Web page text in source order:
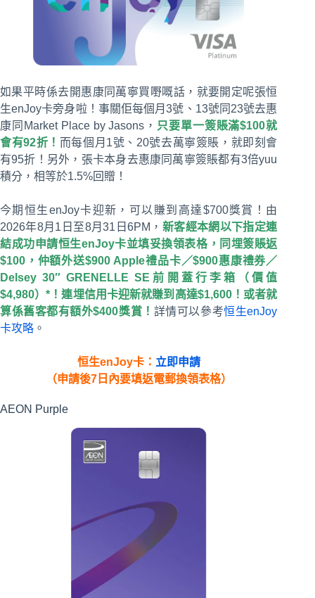
如果平時係去開惠康同萬寧買嘢嘅話，就要開定呢張恒
生enJoy卡旁身啦！事關佢每個月3號、13號同23號去惠
康同Market Place by Jasons， 只要單一簽賬滿$100就
會有92折！ 而每個月1號、20號去萬寧簽賬，就即刻會
有95折！另外，張卡本身去惠康同萬寧簽賬都有3倍yuu
積分，相等於1.5%回贈！
今期恒生enJoy卡迎新，可以賺到高達$700獎賞！由
2026年8月1日至8月31日6PM， 新客經本網以下指定連
結成功申請恒生enJoy卡並填妥換領表格，同埋簽賬返
$100，仲額外送$900 Apple禮品卡／$900惠康禮券／
Delsey 30″ GRENELLE SE前開蓋行李箱（價值
$4,980）*！連埋信用卡迎新就賺到高達$1,600！或者就
算係舊客都有額外$400獎賞！ 詳情可以參考恒生enJoy
卡攻略 。
恒生enJoy卡： 立即申請
（申請後7日內要填返電郵換領表格）
AEON Purple